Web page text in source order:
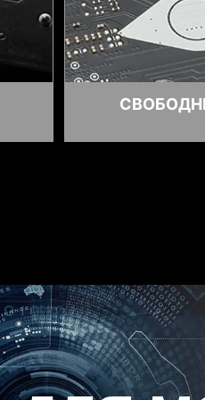
ДИАГНОСТИЧЕСКАЯ
проблемы,